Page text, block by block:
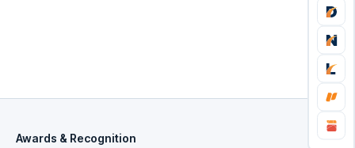
Awards & Recognition